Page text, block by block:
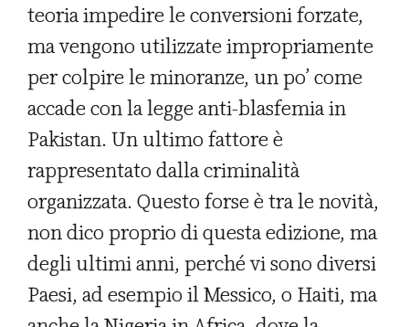
teoria impedire le conversioni forzate,
ma vengono utilizzate impropriamente
per colpire le minoranze, un po’ come
accade con la legge anti-blasfemia in
Pakistan. Un ultimo fattore è
rappresentato dalla criminalità
organizzata. Questo forse è tra le novità,
non dico proprio di questa edizione, ma
degli ultimi anni, perché vi sono diversi
Paesi, ad esempio il Messico, o Haiti, ma